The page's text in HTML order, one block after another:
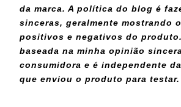
da marca. A política do blog é
sinceras, geralmente mostrando
positivos e negativos do
baseada na minha opinião
consumidora e é independente
que enviou o produto para testar.